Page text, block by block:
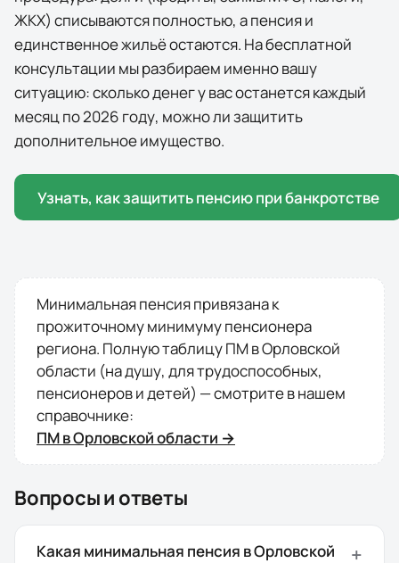
ЖКХ) списываются полностью, а пенсия и
единственное жильё остаются. На бесплатной
консультации мы разбираем именно вашу
ситуацию: сколько денег у вас останется каждый
месяц по2026 году, можно ли защитить
дополнительное имущество.
Узнать, как защитить пенсию при банкротстве
Минимальная пенсия привязана к
прожиточному минимуму пенсионера
региона. Полную таблицу ПМ вОрловской
области (на душу, для трудоспособных,
пенсионеров и детей) — смотрите в нашем
справочнике:
ПМ вОрловской области →
Вопросы и ответы
Какая минимальная пенсия в Орловской